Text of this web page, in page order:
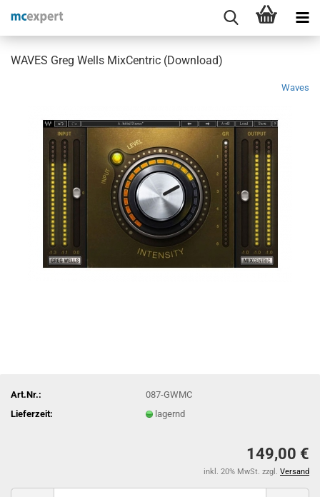
WAVES Greg Wells MixCentric (Download)
Waves
Art.Nr.:
087-GWMC
Lieferzeit:
lagernd
149,00 €
inkl. 20% MwSt. zzgl. Versand